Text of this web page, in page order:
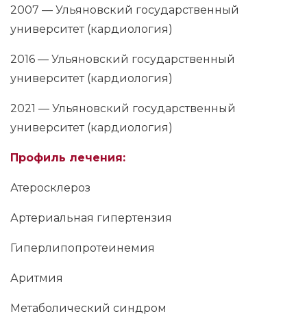
2007 — Ульяновский государственный
университет (кардиология)
2016 — Ульяновский государственный
университет (кардиология)
2021 — Ульяновский государственный
университет (кардиология)
Профиль лечения:
Атеросклероз
Артериальная гипертензия
Гиперлипопротеинемия
Аритмия
Метаболический синдром